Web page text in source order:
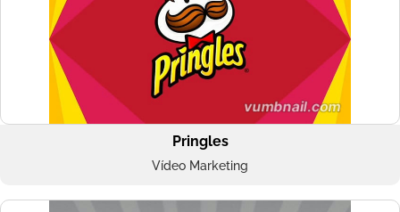
Pringles
Vídeo Marketing